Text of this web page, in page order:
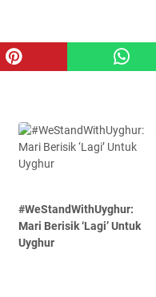
#WeStandWithUyghur:
Mari Berisik ‘Lagi’ Untuk
Uyghur